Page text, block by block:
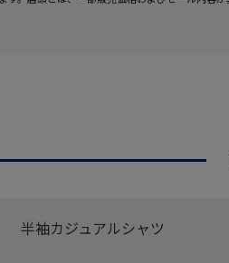
半袖カジュアルシャツ